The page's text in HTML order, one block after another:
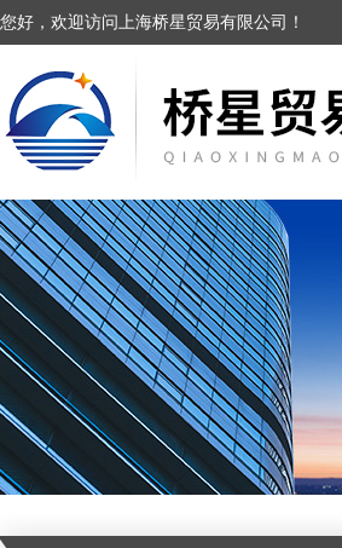
您好，欢迎访问上海桥星贸易有限公司！